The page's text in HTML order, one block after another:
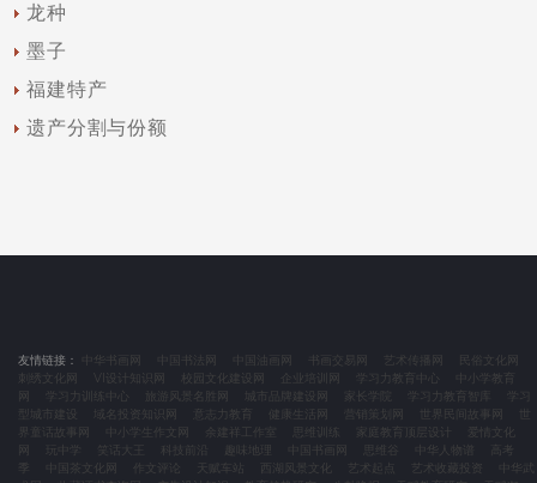
龙种
墨子
福建特产
遗产分割与份额
友情链接： 中华书画网 中国书法网 中国油画网 书画交易网 艺术传播网
民俗文化网
刺绣文化网
VI设计知识网 校园文化建设网 企业培训网 学习力教育中心
中小学教育
网
学习力训练中心 旅游风景名胜网 城市品牌建设网 家长学院 学习力教育智库
学习
型城市建设
域名投资知识网 意志力教育 健康生活网 营销策划网 世界民间故事网
世
界童话故事网
中小学生作文网 余建祥工作室 思维训练 家庭教育顶层设计
爱情文化
网
玩中学 笑话大王 科技前沿 趣味地理 中国书画网 思维谷 中华人物谱
高考
季
中国茶文化网 作文评论 天赋车站 西湖风景文化 艺术起点 艺术收藏投资
中华武